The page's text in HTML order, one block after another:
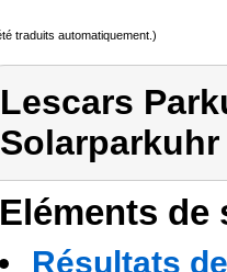
traduits automatiquement.)
Lescars
Solarparkuhr
Eléments
Résultats